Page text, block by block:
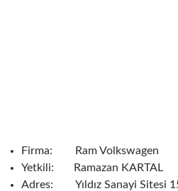
Firma: Ram Volkswagen
Yetkili: Ramazan KARTAL
Adres: Yıldız Sanayi Sitesi